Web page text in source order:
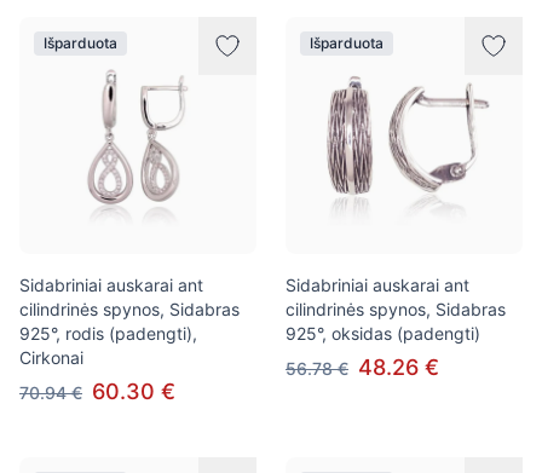
Išparduota
Sidabriniai auskarai ant
cilindrinės spynos, Sidabras
925°, rodis (padengti),
Cirkonai
70.94 € 60.30 €
Išparduota
Sidabriniai auskarai ant
cilindrinės spynos, Sidabras
925°, oksidas (padengti)
56.78 € 48.26 €